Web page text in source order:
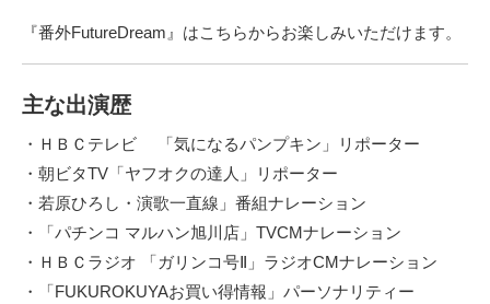
『番外FutureDream』はこちらからお楽しみいただけます。
主な出演歴
・ＨＢＣテレビ 「気になるパンプキン」リポーター
・朝ビタTV「ヤフオクの達人」リポーター
・若原ひろし・演歌一直線」番組ナレーション
・「パチンコ マルハン旭川店」TVCMナレーション
・ＨＢＣラジオ 「ガリンコ号Ⅱ」ラジオCMナレーション
・「FUKUROKUYAお買い得情報」パーソナリティー